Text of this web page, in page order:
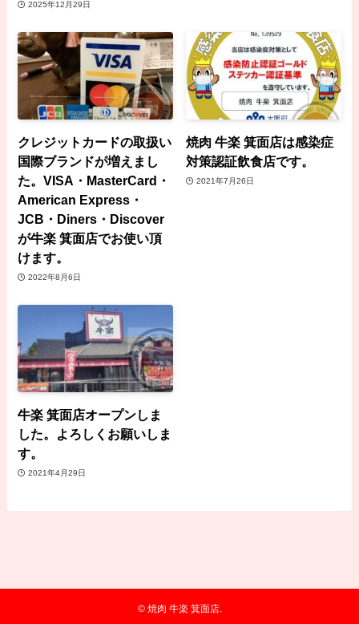
2025年12月29日
クレジットカードの取扱い
国際ブランドが増えまし
た。VISA・MasterCard・
American Express・
JCB・Diners・Discover
が牛楽 箕面店でお使い頂
けます。
2022年8月6日
焼肉 牛楽 箕面店は感染症
対策認証飲食店です。
2021年7月26日
牛楽 箕面店オープンしま
した。よろしくお願いしま
す。
2021年4月29日
©焼肉 牛楽 箕面店.